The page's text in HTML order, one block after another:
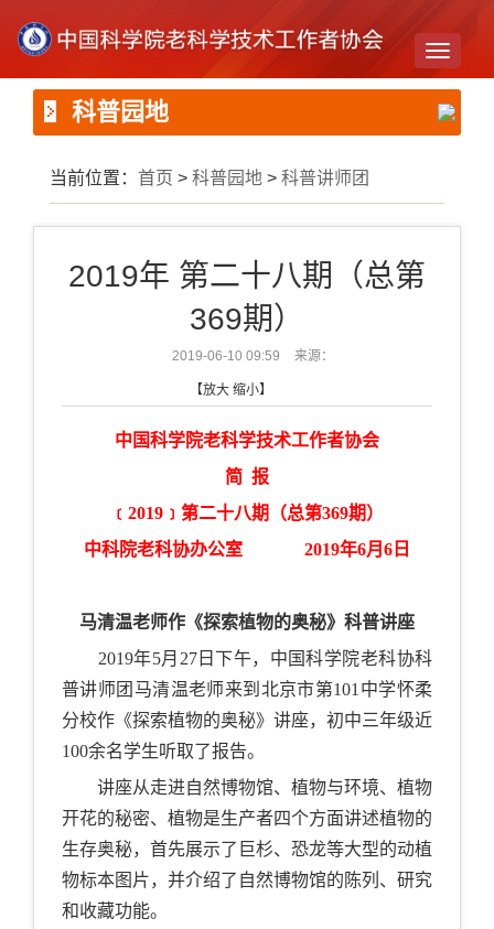
Toggle
科普园地
当前位置： 首页 > 科普园地 > 科普讲师团
2019年 第二十八期（总第
369期）
2019-06-10 09:59 来源：
【放大 缩小】
中国科学院老科学技术工作者协会
简 报
﹝ 2019 ﹞第二十八期（总第369期）
中科院老科协办公室 2019年6月 6 日
马清温老师作《探索植物的奥秘》科普讲座
2019年5月27日下午，中国科学院老科协科
普讲师团马清温老师来到北京市第101中学怀柔
分校作《探索植物的奥秘》讲座，初中三年级近
100余名学生听取了报告。
讲座从走进自然博物馆、植物与环境、植物
开花的秘密、植物是生产者四个方面讲述植物的
生存奥秘，首先展示了巨杉、恐龙等大型的动植
物标本图片，并介绍了自然博物馆的陈列、研究
和收藏功能。